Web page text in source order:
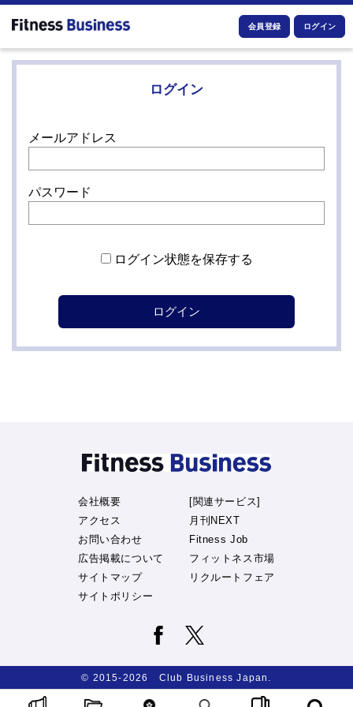
会員登録 ログイン
ログイン
メールアドレス
パスワード
ログイン状態を保存する
会社概要
アクセス
お問い合わせ
広告掲載について
サイトマップ
サイトポリシー
[関連サービス]
月刊NEXT
Fitness Job
フィットネス市場
リクルートフェア
© 2015-2026 Club Business Japan.